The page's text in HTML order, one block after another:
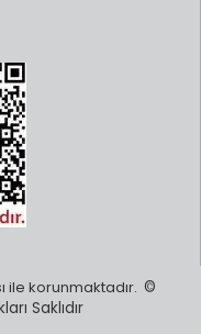
ile korunmaktadır. ©
Saklıdır